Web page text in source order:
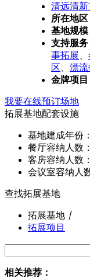
清远清
所在地区
基地规模
支持服务
事拓展
区
漂流
金牌项目
我要在线预订场地
拓展基地配套设施
基地建成年份
餐厅容纳人数：
客房容纳人数：
会议室容纳人
查找拓展基地
拓展基地 丨
拓展项目
相关推荐：